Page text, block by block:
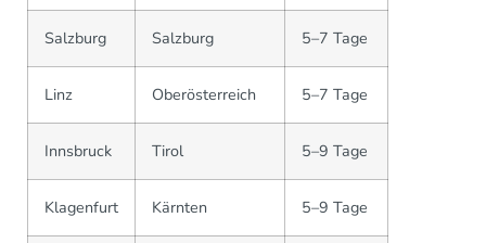
Salzburg Salzburg 5–7 Tage
Linz Oberösterreich 5–7 Tage
Innsbruck Tirol 5–9 Tage
Klagenfurt Kärnten 5–9 Tage